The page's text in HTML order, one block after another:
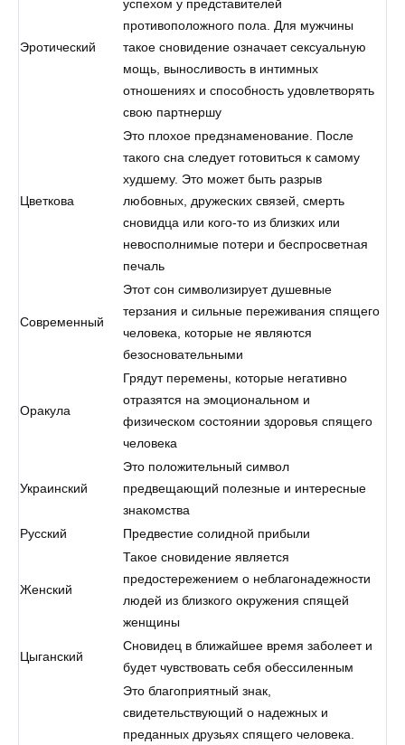
Эротический
успехом у представителей
противоположного пола. Для мужчины
такое сновидение означает сексуальную
мощь, выносливость в интимных
отношениях и способность удовлетворять
свою партнершу
Цветкова
Это плохое предзнаменование. После
такого сна следует готовиться к самому
худшему. Это может быть разрыв
любовных, дружеских связей, смерть
сновидца или кого-то из близких или
невосполнимые потери и беспросветная
печаль
Современный
Этот сон символизирует душевные
терзания и сильные переживания спящего
человека, которые не являются
безосновательными
Оракула
Грядут перемены, которые негативно
отразятся на эмоциональном и
физическом состоянии здоровья спящего
человека
Украинский
Это положительный символ
предвещающий полезные и интересные
знакомства
Русский
Предвестие солидной прибыли
Женский
Такое сновидение является
предостережением о неблагонадежности
людей из близкого окружения спящей
женщины
Цыганский
Сновидец в ближайшее время заболеет и
будет чувствовать себя обессиленным
Это благоприятный знак,
свидетельствующий о надежных и
преданных друзьях спящего человека.